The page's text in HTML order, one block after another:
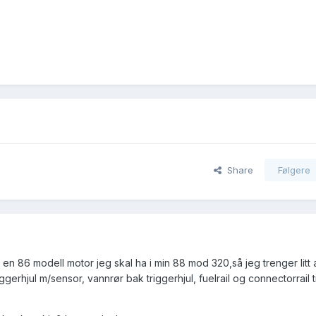
Share Følgere
86 modell motor jeg skal ha i min 88 mod 320,så jeg trenger litt
m/sensor, vannrør bak triggerhjul, fuelrail og connectorrail